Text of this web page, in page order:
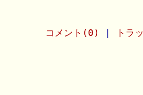
コメント(0) | トラ